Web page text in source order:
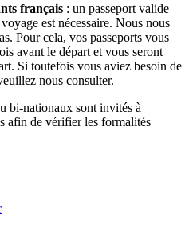
français : un passeport valide
est nécessaire. Nous nous
Pour cela, vos passeports vous
avant le départ et vous seront
Si toutefois vous aviez besoin de
nous consulter.
bi-nationaux sont invités à
afin de vérifier les formalités